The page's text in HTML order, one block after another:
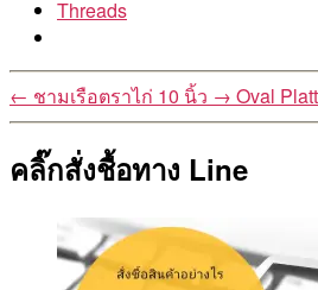
Threads
← ชามเรือตราไก่ 10 นิ้ว → Oval
คลิ๊กสั่งชื้อทาง Line